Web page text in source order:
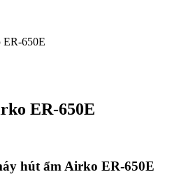
650E
ER-650E
hút ẩm Airko ER-650E